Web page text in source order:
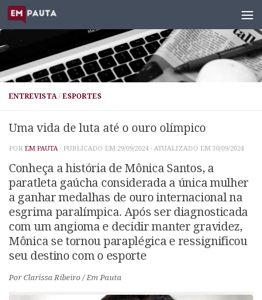
Skip to content
ENTREVISTA / ESPORTES
Uma vida de luta até o ouro olímpico
POR EM PAUTA · PUBLICADO EM 29/09/2024 · ATUALIZADO EM 30/09/2024
Conheça a história de Mônica Santos, a
paratleta gaúcha considerada a única mulher
a ganhar medalhas de ouro internacional na
esgrima paralímpica. Após ser diagnosticada
com um angioma e decidir manter gravidez,
Mônica se tornou paraplégica e ressignificou
seu destino com o esporte
Por Clarissa Ribeiro / Em Pauta